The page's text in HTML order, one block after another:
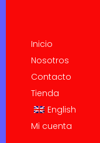
Inicio
Nosotros
Contacto
Tienda
English
Mi cuenta